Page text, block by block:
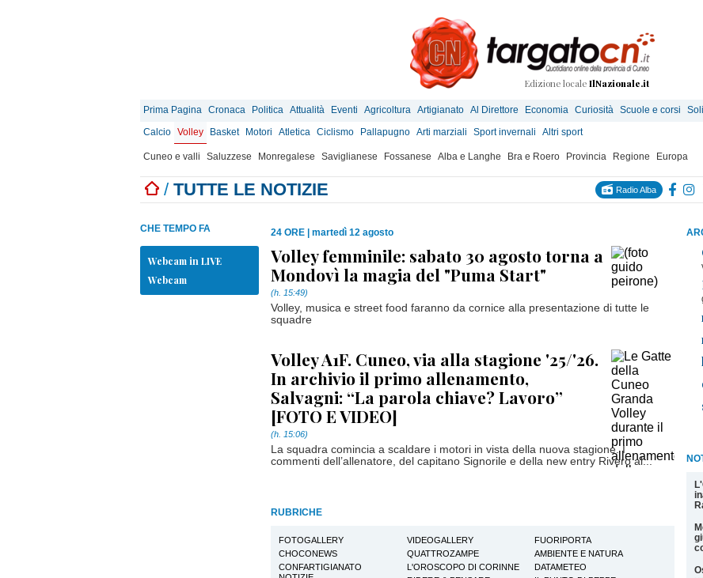
Edizione locale IlNazionale.it
Prima Pagina Cronaca Politica Attualità Eventi Agricoltura Artigianato Al Direttore Economia Curiosità Scuole e corsi
Calcio Volley Basket Motori Atletica Ciclismo Pallapugno Arti marziali Sport invernali Altri sport
Cuneo e valli Saluzzese Monregalese Saviglianese Fossanese Alba e Langhe Bra e Roero Provincia Regione Europa
/ TUTTE LE NOTIZIE Radio Alba
CHE TEMPO FA
Webcam in LIVE
Webcam
24 ORE martedì 12 agosto
Volley femminile: sabato 30 agosto torna a
Mondovì la magia del "Puma Start"
(h. 15:49)
Volley, musica e street food faranno da cornice alla presentazione di tutte le
squadre
Volley A1F. Cuneo, via alla stagione '25/'26.
In archivio il primo allenamento,
Salvagni: “La parola chiave? Lavoro”
[FOTO E VIDEO]
(h. 15:06)
La squadra comincia a scaldare i motori in vista della nuova stagione. I
commenti dell’allenatore, del capitano Signorile e della new entry Rivero al...
RUBRICHE
FOTOGALLERY VIDEOGALLERY
FUORIPORTA
CHOCONEWS
QUATTROZAMPE
AMBIENTE E NATURA
CONFARTIGIANATO
L'OROSCOPO DI CORINNE
DATAMETEO